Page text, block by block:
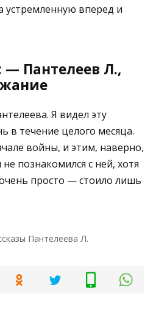
устремленную вперед и
— Пантелеев Л.,
Я видел эту
в течение целого месяца.
войны, и этим, наверно,
познакомился с ней, хотя
просто — стоило лишь
Пантелеева Л.